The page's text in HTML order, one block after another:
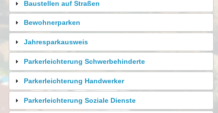
Baustellen auf Straßen
Bewohnerparken
Jahresparkausweis
Parkerleichterung Schwerbehinderte
Parkerleichterung Handwerker
Parkerleichterung Soziale Dienste